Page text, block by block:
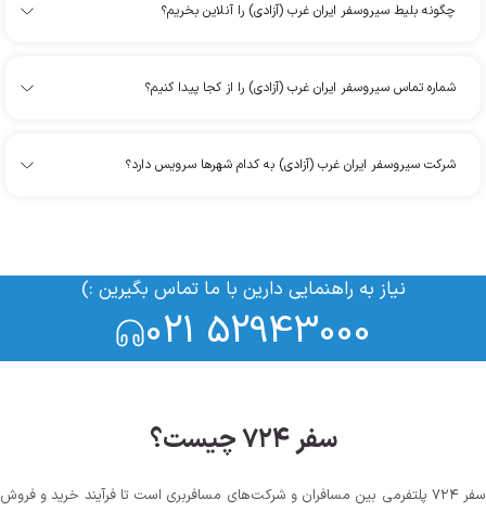
چگونه بلیط سیروسفر ایران غرب (آزادی) را آنلاین بخریم؟
شماره تماس سیروسفر ایران غرب (آزادی) را از کجا پیدا کنیم؟
شرکت سیروسفر ایران غرب (آزادی) به کدام شهرها سرویس دارد؟
نیاز به راهنمایی دارین با ما تماس بگیرین :)
021 52943000
سفر ۷۲۴ چیست؟
سفر ۷۲۴ پلتفرمی بین مسافران و شرکت‌های مسافربری است تا فرآیند خرید و فروش